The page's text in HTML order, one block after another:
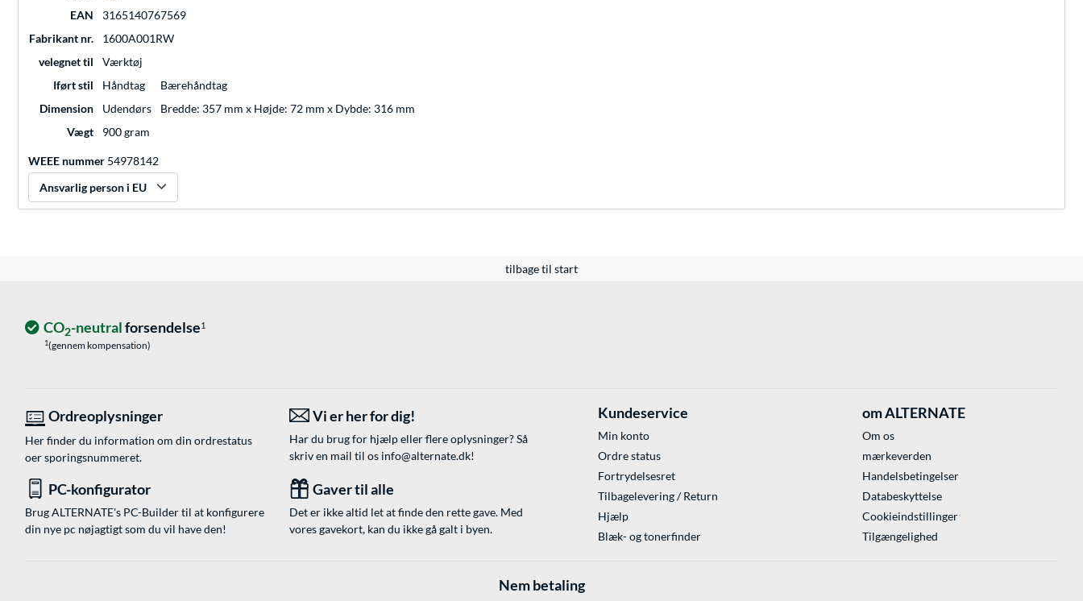
EAN
3165140767569
Fabrikant nr.
1600A001RW
velegnet til
Værktøj
Iført stil
Håndtag
Bærehåndtag
Dimension
Udendørs
Bredde: 357 mm x Højde: 72 mm x Dybde: 316 mm
Vægt
900 gram
WEEE nummer 54978142
Ansvarlig person i EU
tilbage til start
CO2-neutralforsendelse1
1(gennem kompensation)
Ordreoplysninger
Her finder du information om din ordrestatus
oer sporingsnummeret.
Vi er her for dig!
Har du brug for hjælp eller flere oplysninger? Så
skriv en mail til os info@alternate.dk!
PC-konfigurator
Brug ALTERNATE's PC-Builder til at konfigurere
din nye pc nøjagtigt som du vil have den!
Gaver til alle
Det er ikke altid let at finde den rette gave. Med
vores gavekort, kan du ikke gå galt i byen.
Kundeservice
Min konto
Ordre status
Fortrydelsesret
Tilbagelevering / Return
Hjælp
Blæk- og tonerfinder
om ALTERNATE
Om os
mærkeverden
Handelsbetingelser
Databeskyttelse
Cookieindstillinger
Tilgængelighed
Nem betaling